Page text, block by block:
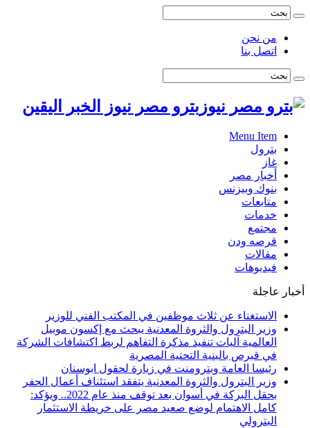
من نحن
اتصل بنا
بترو مصر نيوز الخبر اليقين
Menu Item
بترول
غاز
أخبار مصر
بنوك وبيزنس
متابعات
خدمات
مجتمع
قرصه ودن
مقالات
فيديوهات
أخبار عاجلة
الاستغناء عن ثلاث موظفين في المكتب الفني للوزير
وزير البترول والثروة المعدنية يبحث مع إكسون موبيل
العالمية آليات تنفيذ مذكرة التفاهم لربط اكتشافات الشركة
في قبرص بالبنية التحتية المصرية
رئيسا العامة وبترومنت في زيارة لحقول ابوسنان
وزير البترول والثروة المعدنية يتفقد استئناف أعمال الحفر
بحقل البركة في أسوان بعد توقف منذ عام 2022.. ويؤكد:
كامل الاهتمام لوضع صعيد مصر على خريطة الاستثمار
البترولي